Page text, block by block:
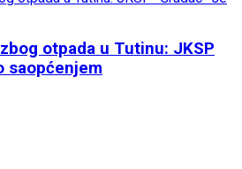
otpada u Tutinu: JKSP
saopćenjem